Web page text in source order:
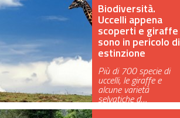
Biodiversità.
Uccelli appena
scoperti e giraffe
sono in pericolo di
estinzione
Più di 700 specie di
uccelli, le giraffe e
alcune varietà
selvatiche d…